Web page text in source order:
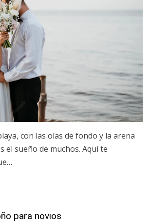
con las olas de fondo y la arena
el sueño de muchos. Aquí te
para novios